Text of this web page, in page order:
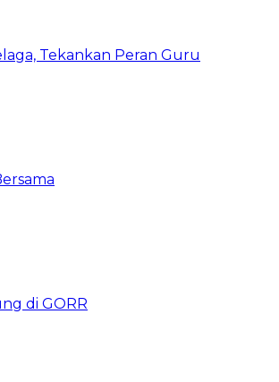
Tekankan Peran Guru
di GORR